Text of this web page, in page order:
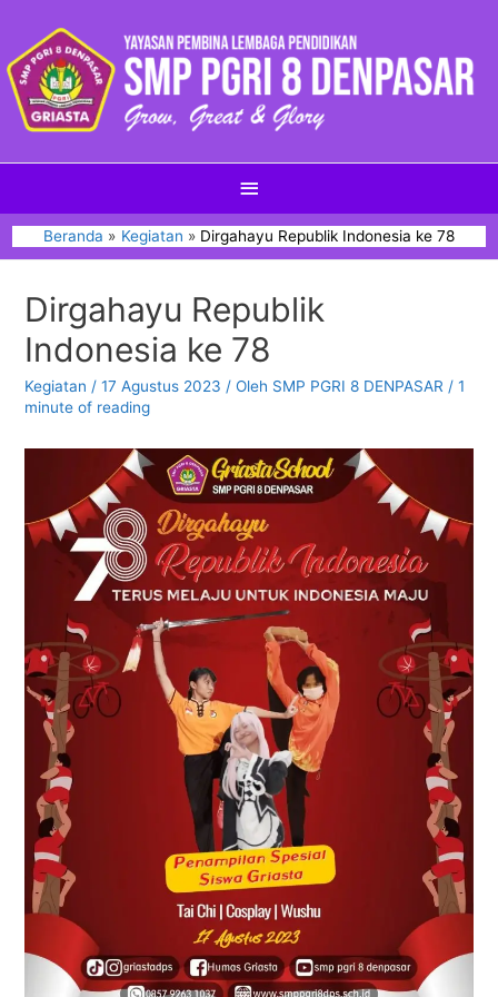
Beranda Kegiatan Dirgahayu Republik Indonesia ke 78
Dirgahayu Republik
Indonesia ke 78
Kegiatan / 17 Agustus 2023 / Oleh SMP PGRI 8 DENPASAR / 1
minute of reading